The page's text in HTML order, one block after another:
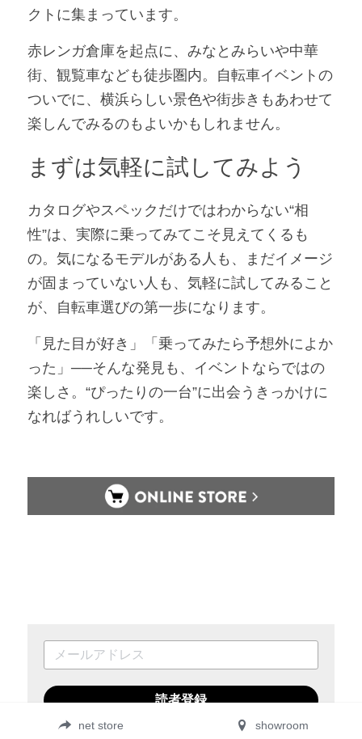
クトに集まっています。
赤レンガ倉庫を起点に、みなとみらいや中華
街、観覧車なども徒歩圏内。自転車イベントの
ついでに、横浜らしい景色や街歩きもあわせて
楽しんでみるのもよいかもしれません。
まずは気軽に試してみよう
カタログやスペックだけではわからない“相
性”は、実際に乗ってみてこそ見えてくるも
の。気になるモデルがある人も、まだイメージ
が固まっていない人も、気軽に試してみること
が、自転車選びの第一歩になります。
「見た目が好き」「乗ってみたら予想外によか
った」──そんな発見も、イベントならではの
楽しさ。“ぴったりの一台”に出会うきっかけに
なればうれしいです。
読者登録
net store showroom